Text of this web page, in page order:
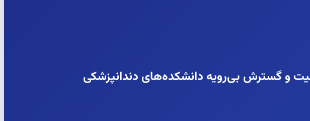
و گسترش بی‌رویه دانشکده‌های دندانپزشکی